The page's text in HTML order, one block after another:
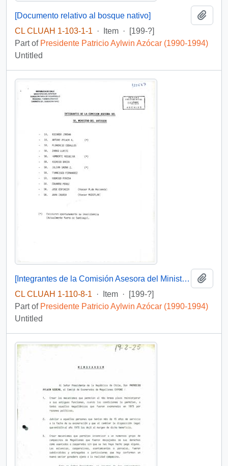
[Documento relativo al bosque nativo]
CL CLUAH 1-103-1-1
· Item ·
[199-?]
Part of Presidente Patricio Aylwin Azócar (1990-1994)
Untitled
[Integrantes de la Comisión Asesora del Ministro del Interior]
CL CLUAH 1-110-8-1
· Item ·
[199-?]
Part of Presidente Patricio Aylwin Azócar (1990-1994)
Untitled